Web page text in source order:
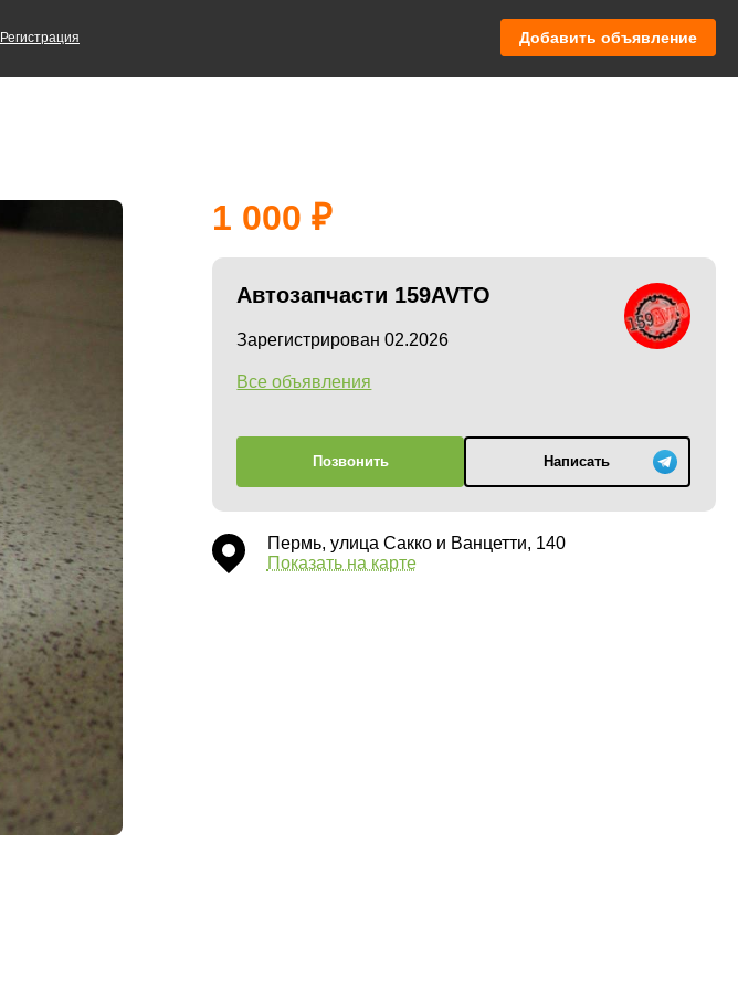
Регистрация Добавить объявление
1 000
Автозапчасти 159AVTO
Зарегистрирован 02.2026
Все объявления
Позвонить Написать
Пермь, улица Сакко и Ванцетти, 140
Показать на карте